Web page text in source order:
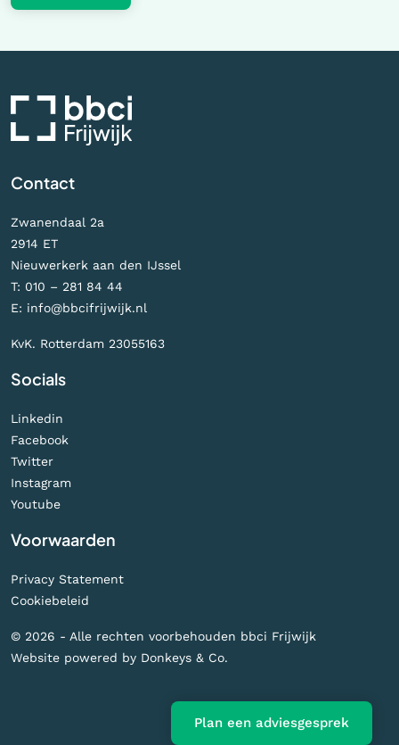
Contact
Zwanendaal 2a
2914 ET
Nieuwerkerk aan den IJssel
T: 010 – 281 84 44
E: info@bbcifrijwijk.nl
KvK. Rotterdam 23055163
Socials
Linkedin
Facebook
Twitter
Instagram
Youtube
Voorwaarden
Privacy Statement
Cookiebeleid
© 2026 - Alle rechten voorbehouden bbci Frijwijk
Website powered by Donkeys & Co.
Plan een adviesgesprek